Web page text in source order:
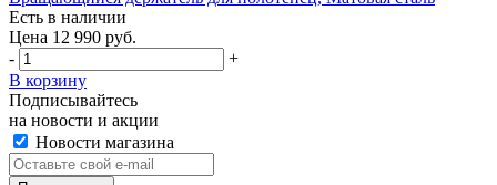
Есть в наличии
Цена 12 990 руб.
-
+
В корзину
Подписывайтесь
на новости и акции
Новости магазина